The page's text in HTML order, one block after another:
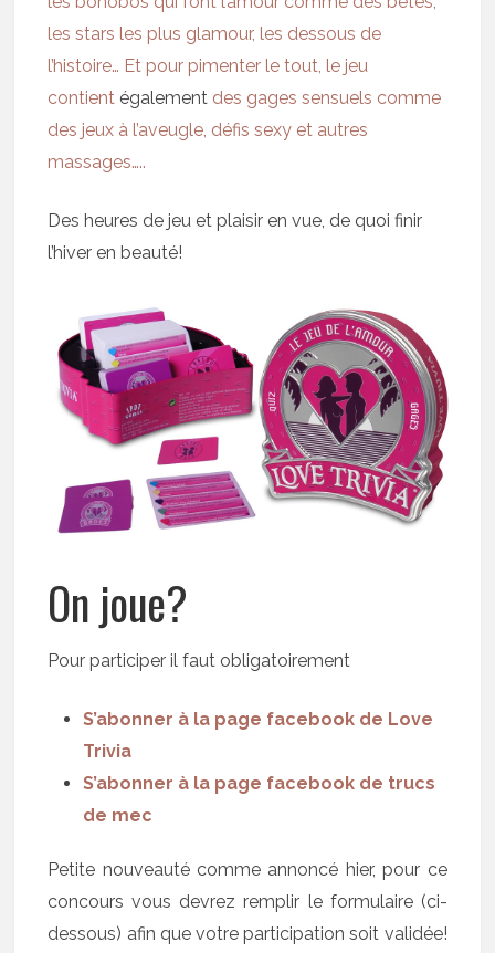
les stars les plus glamour, les dessous de
l’histoire… Et pour pimenter le tout, le jeu
contient également des gages sensuels comme
des jeux à l’aveugle, défis sexy et autres
massages…..
Des heures de jeu et plaisir en vue, de quoi finir
l’hiver en beauté!
On joue?
Pour participer il faut obligatoirement
S’abonner à la page facebook de Love
Trivia
S’abonner à la page facebook de trucs
de mec
Petite nouveauté comme annoncé hier, pour ce
concours vous devrez remplir le formulaire (ci-
dessous) afin que votre participation soit validée!